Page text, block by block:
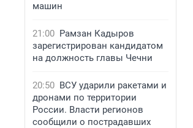
машин
21:00 Рамзан Кадыров
зарегистрирован кандидатом
на должность главы Чечни
20:50 ВСУ ударили ракетами и
дронами по территории
России. Власти регионов
сообщили о пострадавших